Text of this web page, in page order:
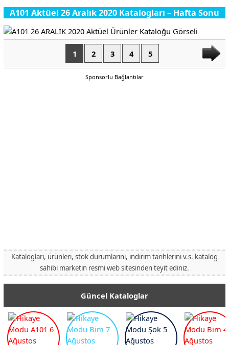
A101 Aktüel 26 Aralık 2020 Katalogları – Hafta Sonu
1 2 3 4 5
Sponsorlu Bağlantılar
Katalogları, ürünleri, stok durumlarını, indirim tarihlerini v.s. katalog
sahibi marketin resmi web sitesinden teyit ediniz.
Güncel Kataloglar